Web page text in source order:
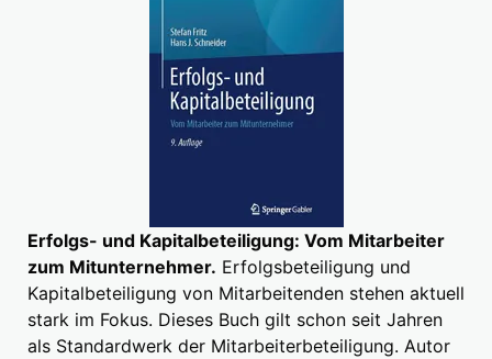
Erfolgs- und Kapitalbeteiligung: Vom Mitarbeiter
zum Mitunternehmer. Erfolgsbeteiligung und
Kapitalbeteiligung von Mitarbeitenden stehen aktuell
stark im Fokus. Dieses Buch gilt schon seit Jahren
als Standardwerk der Mitarbeiterbeteiligung. Autor